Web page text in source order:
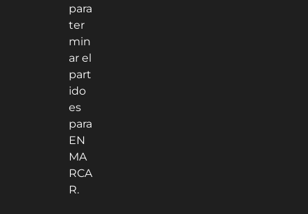
para
ter
min
ar el
part
ido
es
para
EN
MA
RCA
R.